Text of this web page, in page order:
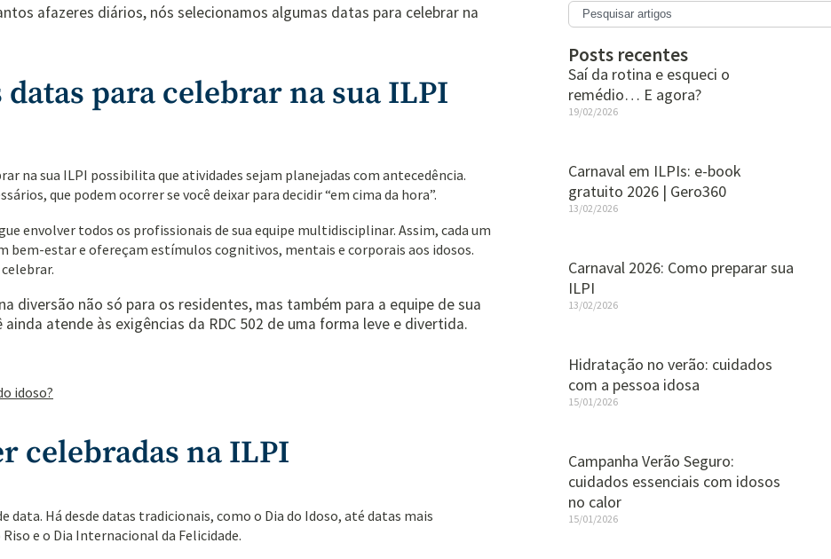
afazeres diários, nós selecionamos algumas datas para celebrar na
para celebrar na sua ILPI
na sua ILPI possibilita que atividades sejam planejadas com antecedência.
que podem ocorrer se você deixar para decidir “em cima da hora”.
envolver todos os profissionais de sua equipe multidisciplinar. Assim, cada um
bem-estare ofereçam estímulos cognitivos, mentais e corporais aos idosos.
diversão não só para os residentes, mas também para a equipe de sua
atende às exigências da RDC 502 de uma forma leve e divertida.
idoso?
celebradas na ILPI
Há desde datas tradicionais, como o Dia do Idoso, até datas mais
e o Dia Internacional da Felicidade.
Posts recentes
Saí da rotina e esqueci o
remédio… E agora?
19/02/2026
Carnaval em ILPIs: e-book
gratuito 2026 | Gero360
13/02/2026
Carnaval 2026: Como preparar sua
ILPI
13/02/2026
Hidratação no verão: cuidados
com a pessoa idosa
15/01/2026
Campanha Verão Seguro:
cuidados essenciais com idosos
no calor
15/01/2026